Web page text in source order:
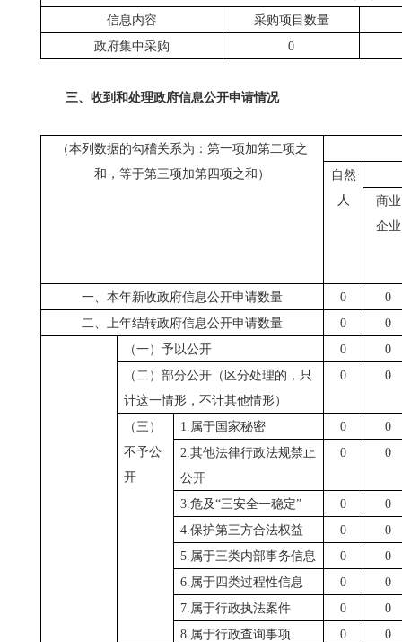
信息内容
采购项目数量
政府集中采购
0
三、收到和处理政府信息公开申请情况
（本列数据的勾稽关系为：第一项加第二项之
和，等于第三项加第四项之和）
自然
人
商业
企业
一、本年新收政府信息公开申请数量 0
0
二、上年结转政府信息公开申请数量
0 0
（一）予以公开 0
0
（二）部分公开（区分处理的，只
计这一情形，不计其他情形）
0 0
（三）
不予公
开
1.属于国家秘密 0
0
2.其他法律行政法规禁止
公开
0 0
3.危及“三安全一稳定” 0
0
4.保护第三方合法权益
0
0
5.属于三类内部事务信息
0
0
6.属于四类过程性信息
0
0
7.属于行政执法案件
0
0
8.属于行政查询事项
0 0